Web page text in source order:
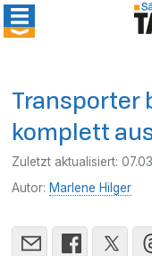
Transporter
komplett
Zuletzt aktualisiert:
Autor: Marlene Hilger